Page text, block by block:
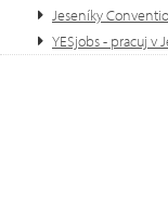
Jeseníky
YESjobs - pracuj v